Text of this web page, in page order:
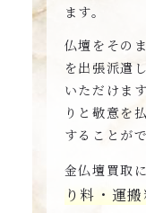
ます。
仏壇をその
を出張派遣
いただけま
りと敬意を
することが
金仏壇買取
り料・運